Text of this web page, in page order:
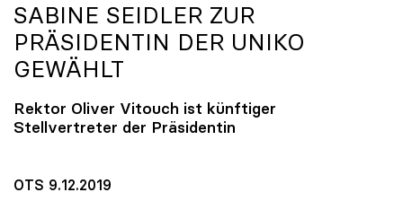
SABINE SEIDLER ZUR
PRÄSIDENTIN DER UNIKO
GEWÄHLT
Rektor Oliver Vitouch ist künftiger
Stellvertreter der Präsidentin
OTS 9.12.2019